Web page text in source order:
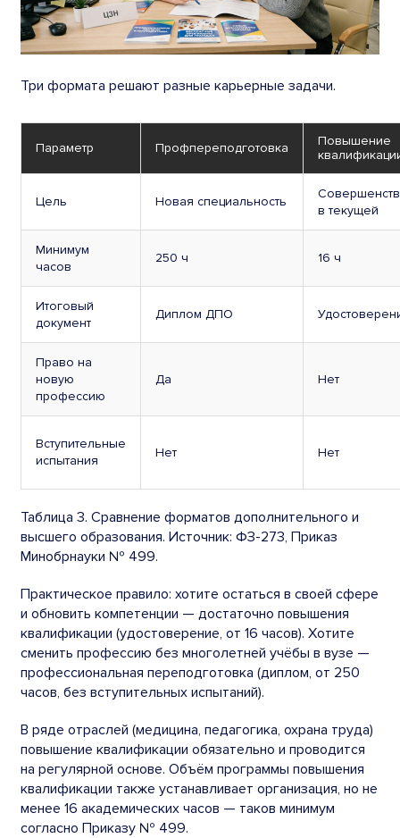
Три формата решают разные карьерные задачи.
Параметр Профпереподготовка
Повышение
Цель Новая специальность
в текущей
Минимум
часов
250 ч 16 ч
Итоговый
документ
Диплом ДПО
Право на
новую
профессию
Да Нет
Вступительные
испытания
Нет Нет
Таблица 3. Сравнение форматов дополнительного и
высшего образования. Источник: ФЗ-273, Приказ
Минобрнауки № 499.
Практическое правило: хотите остаться в своей сфере
и обновить компетенции — достаточно повышения
квалификации (удостоверение, от 16 часов). Хотите
сменить профессию без многолетней учёбы в вузе —
профессиональная переподготовка (диплом, от 250
часов, без вступительных испытаний).
В ряде отраслей (медицина, педагогика, охрана труда)
повышение квалификации обязательно и проводится
на регулярной основе. Объём программы повышения
квалификации также устанавливает организация, но не
менее 16 академических часов — таков минимум
согласно Приказу № 499.